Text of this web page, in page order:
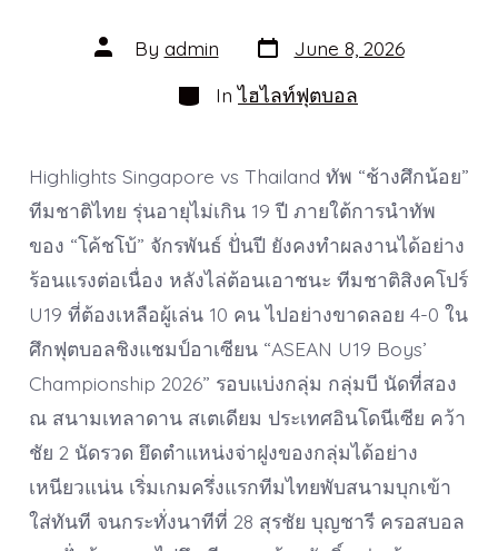
Post
author
By admin Post
date
June 8, 2026
Categories
Inไฮไลท์ฟุตบอล
Highlights Singapore vs Thailand ทัพ “ช้างศึกน้อย”
ทีมชาติไทย รุ่นอายุไม่เกิน 19 ปี ภายใต้การนำทัพ
ของ “โค้ชโบ้” จักรพันธ์ ปั่นปี ยังคงทำผลงานได้อย่าง
ร้อนแรงต่อเนื่อง หลังไล่ต้อนเอาชนะ ทีมชาติสิงคโปร์
U19 ที่ต้องเหลือผู้เล่น 10 คน ไปอย่างขาดลอย 4-0 ใน
ศึกฟุตบอลชิงแชมป์อาเซียน “ASEAN U19 Boys’
Championship 2026” รอบแบ่งกลุ่ม กลุ่มบี นัดที่สอง
ณ สนามเทลาดาน สเตเดียม ประเทศอินโดนีเซีย คว้า
ชัย 2 นัดรวด ยึดตำแหน่งจ่าฝูงของกลุ่มได้อย่าง
เหนียวแน่น เริ่มเกมครึ่งแรกทีมไทยพับสนามบุกเข้า
ใส่ทันที จนกระทั่งนาทีที่ 28 สุรชัย บุญชารี ครอสบอล